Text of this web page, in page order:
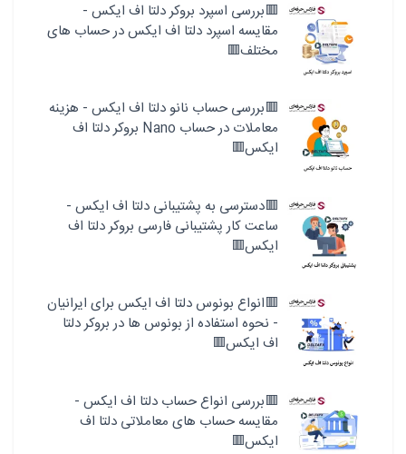
🟥بررسی اسپرد بروکر دلتا اف ایکس -
مقایسه اسپرد دلتا اف ایکس در حساب های
مختلف🟥
🟥بررسی حساب نانو دلتا اف ایکس - هزینه
معاملات در حساب Nano بروکر دلتا اف
ایکس🟥
🟥دسترسی به پشتیبانی دلتا اف ایکس -
ساعت کار پشتیبانی فارسی بروکر دلتا اف
ایکس🟥
🟥انواع بونوس دلتا اف ایکس برای ایرانیان
- نحوه استفاده از بونوس ها در بروکر دلتا
اف ایکس🟥
🟥بررسی انواع حساب دلتا اف ایکس -
مقایسه حساب های معاملاتی دلتا اف
ایکس🟥